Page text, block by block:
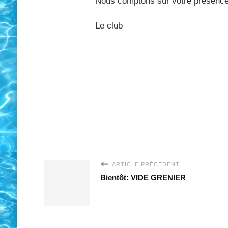
Le club
ARTICLE PRÉCÉDENT
Bientôt: VIDE GRENIER